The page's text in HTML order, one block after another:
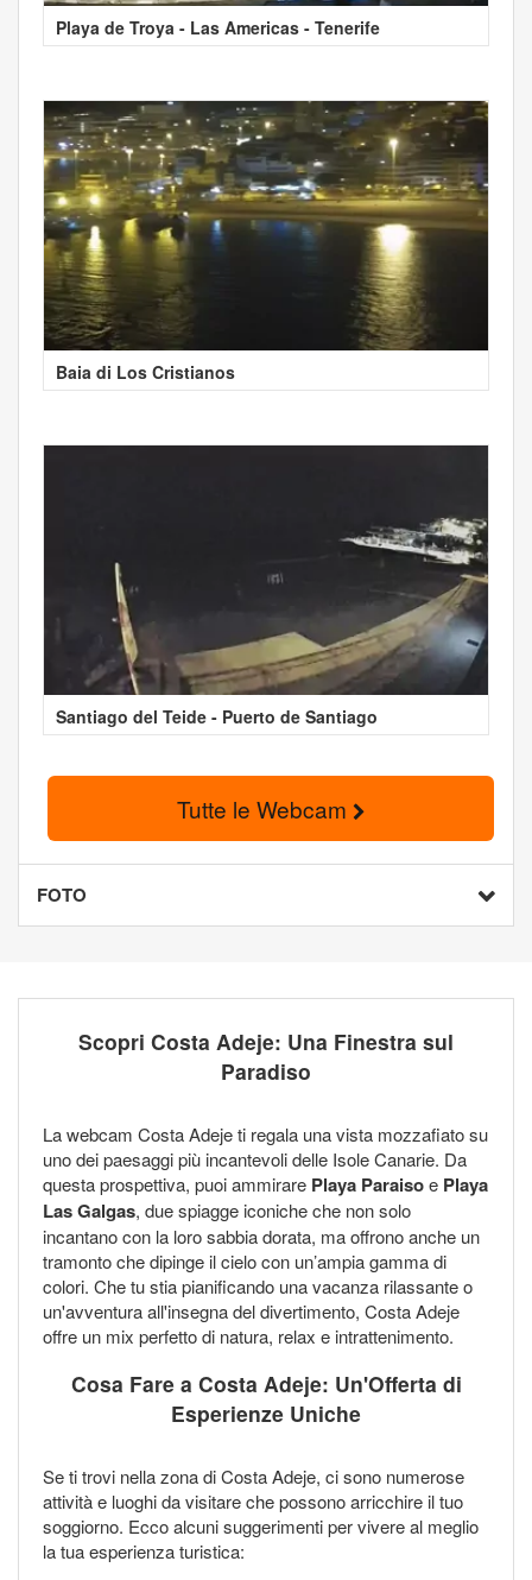
Playa de Troya - Las Americas - Tenerife
Baia di Los Cristianos
Santiago del Teide - Puerto de Santiago
Tutte le Webcam
FOTO
Scopri Costa Adeje: Una Finestra sul
Paradiso
La webcam Costa Adeje ti regala una vista mozzafiato su
uno dei paesaggi più incantevoli delle Isole Canarie. Da
questa prospettiva, puoi ammirare Playa Paraisoe Playa
Las Galgas, due spiagge iconiche che non solo
incantano con la loro sabbia dorata, ma offrono anche un
tramonto che dipinge il cielo con un’ampia gamma di
colori. Che tu stia pianificando una vacanza rilassante o
un'avventura all'insegna del divertimento, Costa Adeje
offre un mix perfetto di natura, relax e intrattenimento.
Cosa Fare a Costa Adeje: Un'Offerta di
Esperienze Uniche
Se ti trovi nella zona di Costa Adeje, ci sono numerose
attività e luoghi da visitare che possono arricchire il tuo
soggiorno. Ecco alcuni suggerimenti per vivere al meglio
la tua esperienza turistica: